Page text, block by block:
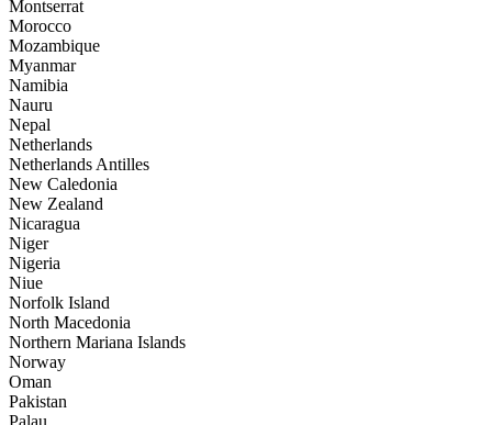
Montserrat
Morocco
Mozambique
Myanmar
Namibia
Nauru
Nepal
Netherlands
Netherlands Antilles
New Caledonia
New Zealand
Nicaragua
Niger
Nigeria
Niue
Norfolk Island
North Macedonia
Northern Mariana Islands
Norway
Oman
Pakistan
Palau